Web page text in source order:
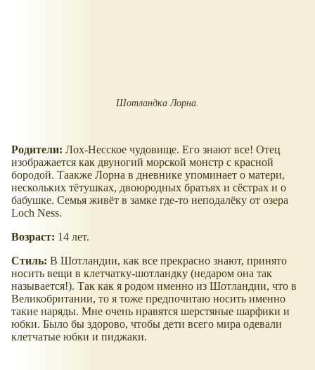
Шотландка Лорна.
Родители: Лох-Несское чудовище. Его знают все! Отец
изображается как двуногий морской монстр с красной
бородой. Таакже Лорна в дневнике упоминает о матери,
нескольких тётушках, двоюродных братьях и сёстрах и о
бабушке. Семья живёт в замке где-то неподалёку от озера
Loch Ness.
Возраст: 14 лет.
Стиль: В Шотландии, как все прекрасно знают, принято
носить вещи в клетчатку-шотландку (недаром она так
называется!). Так как я родом именно из Шотландии, что в
Великобритании, то я тоже предпочитаю носить именно
такие наряды. Мне очень нравятся шерстяные шарфики и
юбки. Было бы здорово, чтобы дети всего мира одевали
клетчатые юбки и пиджаки.